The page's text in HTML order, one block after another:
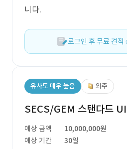
니다.
로그인 후 무료 견적
유사도 매우 높음 외주
SECS/GEM 스탠다드
예상 금액
10,000,000원
예상 기간
30일